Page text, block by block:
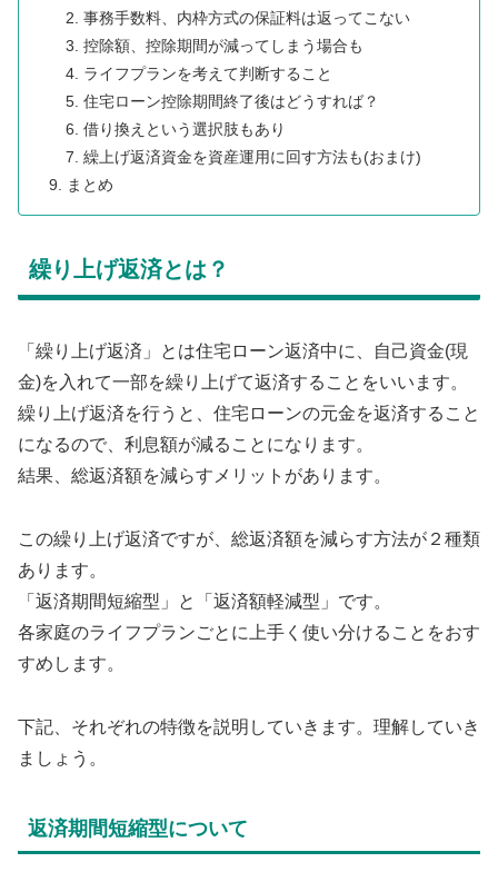
事務手数料、内枠方式の保証料は返ってこない
控除額、控除期間が減ってしまう場合も
ライフプランを考えて判断すること
住宅ローン控除期間終了後はどうすれば？
借り換えという選択肢もあり
繰上げ返済資金を資産運用に回す方法も(おまけ)
まとめ
繰り上げ返済とは？
「繰り上げ返済」とは住宅ローン返済中に、自己資金(現
金)を入れて一部を繰り上げて返済することをいいます。
繰り上げ返済を行うと、住宅ローンの元金を返済すること
になるので、利息額が減ることになります。
結果、総返済額を減らすメリットがあります。
この繰り上げ返済ですが、総返済額を減らす方法が２種類
あります。
「返済期間短縮型」と「返済額軽減型」です。
各家庭のライフプランごとに上手く使い分けることをおす
すめします。
下記、それぞれの特徴を説明していきます。理解していき
ましょう。
返済期間短縮型について